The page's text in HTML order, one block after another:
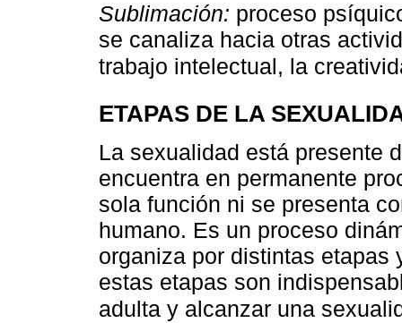
Sublimación: proceso
se canaliza hacia otras
trabajo intelectual, la
ETAPAS DE LA
La sexualidad está presente
encuentra en permanente
sola función ni se presenta
humano. Es un proceso
organiza por distintas etapas
estas etapas son
adulta y alcanzar una